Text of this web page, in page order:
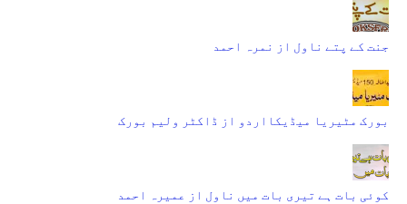
جنت کے پتے ناول از نمرہ احمد
بورک مٹیریا میڈیکااردو از ڈاکٹر ولیم بورک
کوئی بات ہے تیری بات میں ناول از عمیرہ احمد